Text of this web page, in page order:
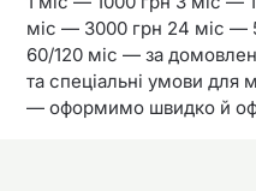
міс — 3000 грн 24 міс —
60/120 міс — за
та спеціальні умови для
— оформимо швидко й